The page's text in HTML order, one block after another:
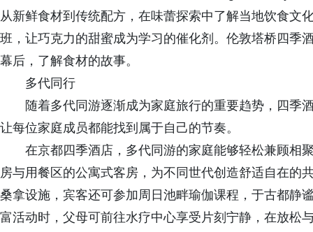
从新鲜食材到传统配方，在味蕾探索中了解当地饮食文
班，让巧克力的甜蜜成为学习的催化剂。伦敦塔桥四季
幕后，了解食材的故事。
多代同行
随着多代同游逐渐成为家庭旅行的重要趋势，四季
让每位家庭成员都能找到属于自己的节奏。
在京都四季酒店，多代同游的家庭能够轻松兼顾相
房与用餐区的公寓式客房，为不同世代创造舒适自在的
桑拿设施，宾客还可参加周日池畔瑜伽课程，于古都静
富活动时，父母可前往水疗中心享受片刻宁静，在放松